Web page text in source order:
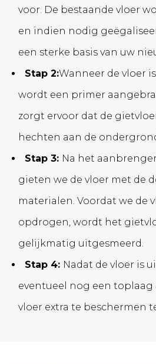
voor. De bestaande vloer
en indien nodig
een sterke basis van uw
Stap 2:Wanneer de vloer
wordt een primer
zorgt ervoor dat de
hechten aan de
Stap 3: Na het
gieten we de vloer met de
materialen. Voordat we de
opdrogen, wordt het
gelijkmatig uitgesmeerd.
Stap 4: Nadat de vloer is
eventueel nog een
vloer extra te beschermen